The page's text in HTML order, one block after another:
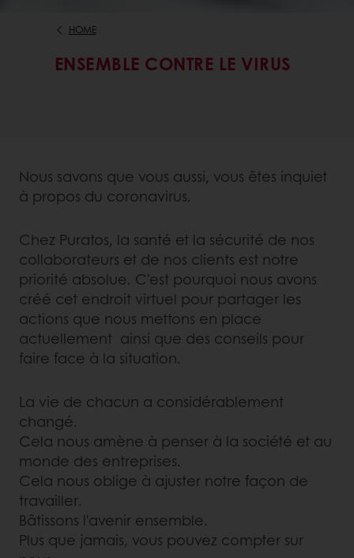
HOME
ENSEMBLE CONTRE LE VIRUS
Nous savons que vous aussi, vous êtes inquiet
à propos du coronavirus.
Chez Puratos, la santé et la sécurité de nos
collaborateurs et de nos clients est notre
priorité absolue. C'est pourquoi nous avons
créé cet endroit virtuel pour partager les
actions que nous mettons en place
actuellement ainsi que des conseils pour
faire face à la situation.
La vie de chacun a considérablement
changé.
Cela nous amène à penser à la société et au
monde des entreprises.
Cela nous oblige à ajuster notre façon de
travailler.
Bâtissons l'avenir ensemble.
Plus que jamais, vous pouvez compter sur